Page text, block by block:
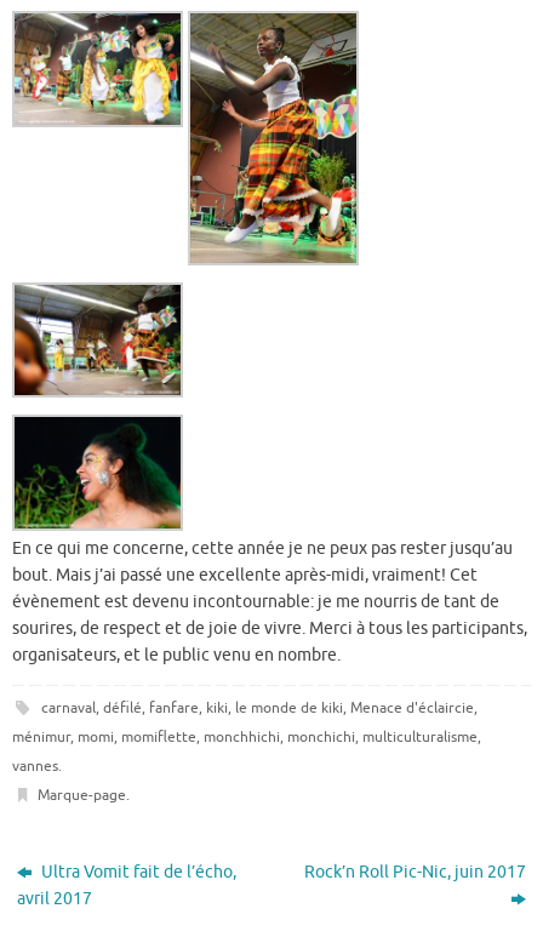
En ce qui me concerne, cette année je ne peux pas rester jusqu’au
bout. Mais j’ai passé une excellente après-midi, vraiment! Cet
évènement est devenu incontournable: je me nourris de tant de
sourires, de respect et de joie de vivre. Merci à tous les participants,
organisateurs, et le public venu en nombre.
carnaval, défilé, fanfare, kiki, le monde de kiki, Menace d'éclaircie,
ménimur, momi, momiflette, monchhichi, monchichi, multiculturalisme,
vannes.
Marque-page.
Ultra Vomit fait de l’écho,
avril 2017
Rock’n Roll Pic-Nic, juin 2017